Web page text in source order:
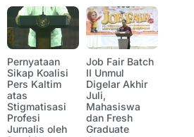
Pernyataan
Sikap Koalisi
Pers Kaltim
atas
Stigmatisasi
Profesi
Jurnalis oleh
Job Fair Batch
II Unmul
Digelar Akhir
Juli,
Mahasiswa
dan Fresh
Graduate